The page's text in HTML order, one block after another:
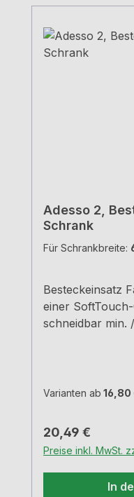
Adesso 2,
Schrank
Für Schrankbreite:
Besteckeinsatz
einer
schneidbar min.
Varianten ab 16,80
Regulärer Preis:
20,49 €
Preise inkl. MwSt.
In